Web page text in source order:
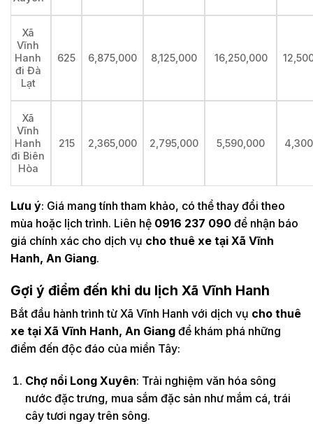
Xã
Vĩnh
Hanh
đi Đà
Lạt
625 6,875,000 8,125,000 16,250,000
Xã
Vĩnh
Hanh
đi Biên
Hòa
215 2,365,000 2,795,000 5,590,000
Lưu ý: Giá mang tính tham khảo, có thể thay đổi theo
mùa hoặc lịch trình. Liên hệ 0916 237 090 để nhận báo
giá chính xác cho dịch vụ cho thuê xe tại Xã Vĩnh
Hanh, An Giang.
Gợi ý điểm đến khi du lịch Xã Vĩnh Hanh
Bắt đầu hành trình từ Xã Vĩnh Hanh với dịch vụ cho thuê
xe tại Xã Vĩnh Hanh, An Giang để khám phá những
điểm đến độc đáo của miền Tây:
Chợ nổi Long Xuyên: Trải nghiệm văn hóa sông
nước đặc trưng, mua sắm đặc sản như mắm cá, trái
cây tươi ngay trên sông.